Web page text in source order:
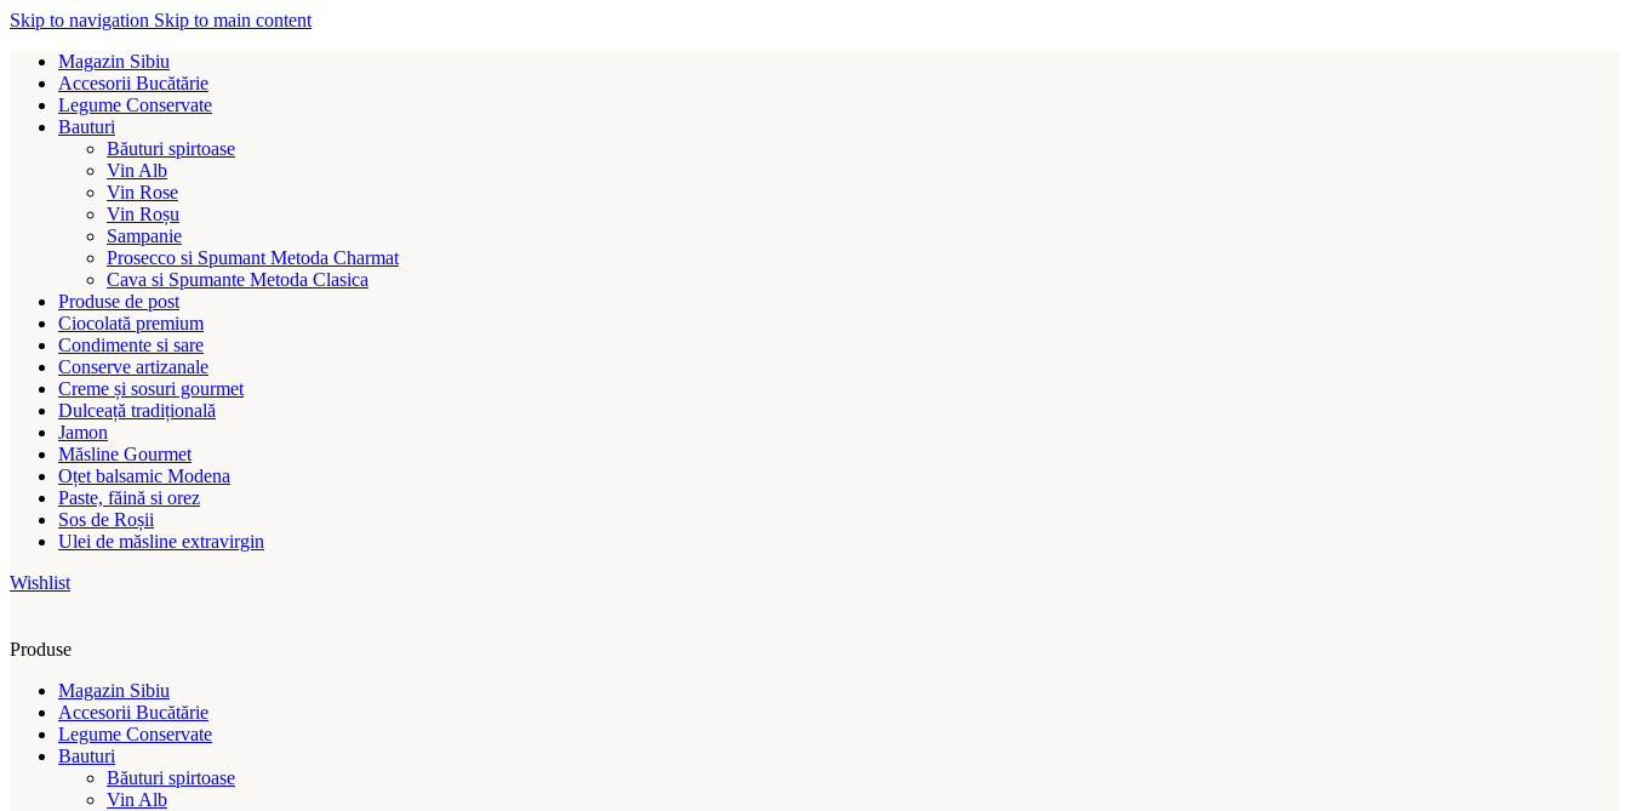
Skip to navigation Skip to main content
Magazin Sibiu
Accesorii Bucătărie
Legume Conservate
Bauturi
Băuturi spirtoase
Vin Alb
Vin Rose
Vin Roșu
Sampanie
Prosecco si Spumant Metoda Charmat
Cava si Spumante Metoda Clasica
Produse de post
Ciocolată premium
Condimente si sare
Conserve artizanale
Creme și sosuri gourmet
Dulceață tradițională
Jamon
Măsline Gourmet
Oțet balsamic Modena
Paste, făină si orez
Sos de Roșii
Ulei de măsline extravirgin
Wishlist
Produse
Magazin Sibiu
Accesorii Bucătărie
Legume Conservate
Bauturi
Băuturi spirtoase
Vin Alb